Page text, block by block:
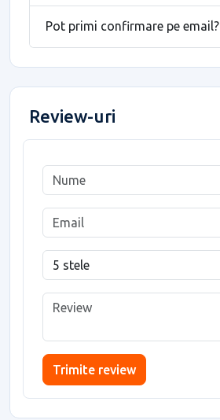
Pot primi confirmare pe email?
Review-uri
Trimite review